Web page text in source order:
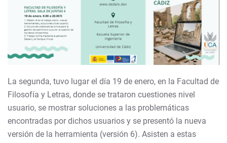
La segunda, tuvo lugar el día 19 de enero, en la Facultad de
Filosofía y Letras, donde se trataron cuestiones nivel
usuario, se mostrar soluciones a las problemáticas
encontradas por dichos usuarios y se presentó la nueva
versión de la herramienta (versión 6). Asisten a estas